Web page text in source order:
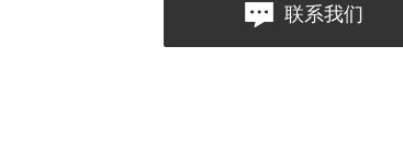
联系我们